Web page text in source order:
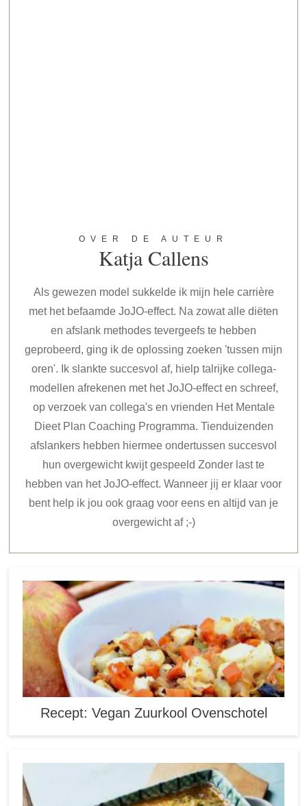
OVER DE AUTEUR
Katja Callens
Als gewezen model sukkelde ik mijn hele carrière
met het befaamde JoJO-effect. Na zowat alle diëten
en afslank methodes tevergeefs te hebben
geprobeerd, ging ik de oplossing zoeken 'tussen mijn
oren'. Ik slankte succesvol af, hielp talrijke collega-
modellen afrekenen met het JoJO-effect en schreef,
op verzoek van collega's en vrienden Het Mentale
Dieet Plan Coaching Programma. Tienduizenden
afslankers hebben hiermee ondertussen succesvol
hun overgewicht kwijt gespeeld Zonder last te
hebben van het JoJO-effect. Wanneer jij er klaar voor
bent help ik jou ook graag voor eens en altijd van je
overgewicht af ;-)
Recept: Vegan Zuurkool Ovenschotel